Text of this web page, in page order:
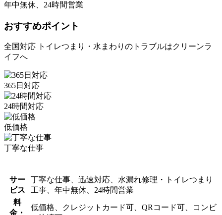
年中無休、24時間営業
おすすめポイント
全国対応 トイレつまり・水まわりのトラブルはクリーンラ
イフへ
365日対応
24時間対応
低価格
丁寧な仕事
サー
ビス
丁寧な仕事、迅速対応、水漏れ修理・トイレつまり
工事、年中無休、24時間営業
料
金・
低価格、クレジットカード可、QRコード可、コンビ